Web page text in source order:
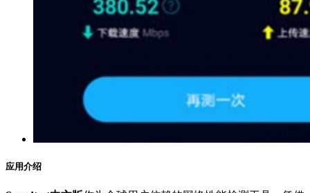
应用介绍